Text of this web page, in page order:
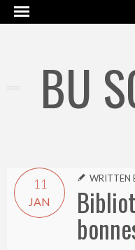
BU
11
JAN
 WRITTEN